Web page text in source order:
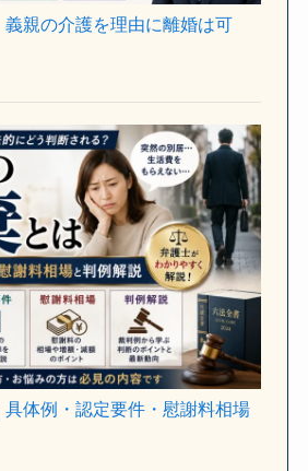
親の介護を理由に離婚は可
体例・認定要件・慰謝料相場